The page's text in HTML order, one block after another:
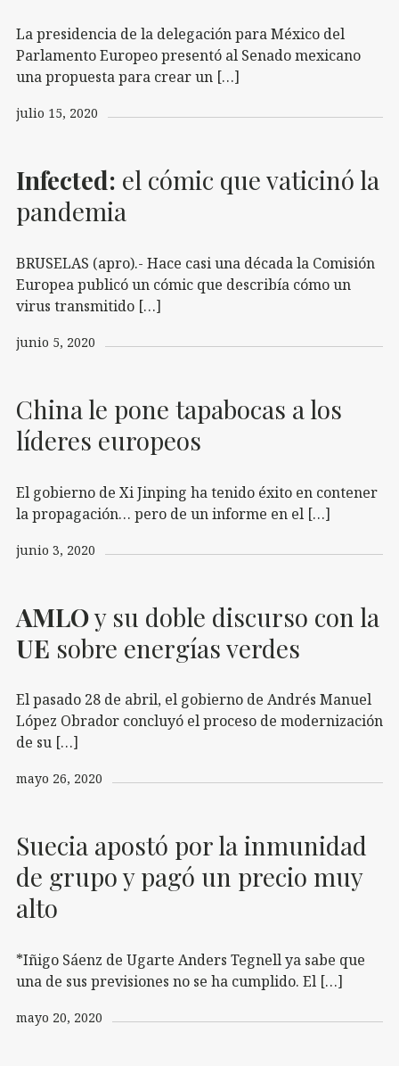
La presidencia de la delegación para México del
Parlamento Europeo presentó al Senado mexicano
una propuesta para crear un […]
julio 15, 2020
Infected: el cómic que vaticinó la
pandemia
BRUSELAS (apro).- Hace casi una década la Comisión
Europea publicó un cómic que describía cómo un
virus transmitido […]
junio 5, 2020
China le pone tapabocas a los
líderes europeos
El gobierno de Xi Jinping ha tenido éxito en contener
la propagación… pero de un informe en el […]
junio 3, 2020
AMLOy su doble discurso con la
UE sobre energías verdes
El pasado 28 de abril, el gobierno de Andrés Manuel
López Obrador concluyó el proceso de modernización
de su […]
mayo 26, 2020
Suecia apostó por la inmunidad
de grupo y pagó un precio muy
alto
*Iñigo Sáenz de Ugarte Anders Tegnell ya sabe que
una de sus previsiones no se ha cumplido. El […]
mayo 20, 2020